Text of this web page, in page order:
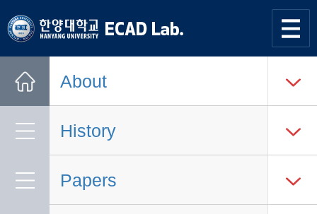
한양대학교 한양대학교
연구실
About
History
Papers